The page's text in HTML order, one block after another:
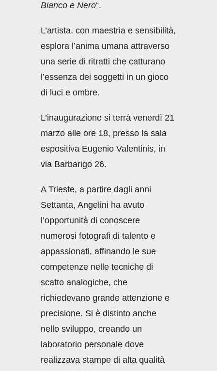
Bianco e Nero“.
L’artista, con maestria e sensibilità,
esplora l’anima umana attraverso
una serie di ritratti che catturano
l’essenza dei soggetti in un gioco
di luci e ombre.
L’inaugurazione si terrà venerdì 21
marzo alle ore 18, presso la sala
espositiva Eugenio Valentinis, in
via Barbarigo 26.
A Trieste, a partire dagli anni
Settanta, Angelini ha avuto
l’opportunità di conoscere
numerosi fotografi di talento e
appassionati, affinando le sue
competenze nelle tecniche di
scatto analogiche, che
richiedevano grande attenzione e
precisione. Si è distinto anche
nello sviluppo, creando un
laboratorio personale dove
realizzava stampe di alta qualità